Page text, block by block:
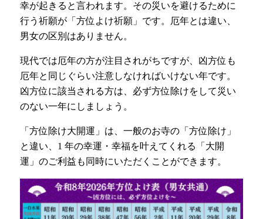
幸が起きると言われます。その災いを避けるために
行う祈願が「方位よけ祈願」です。厄年とは違い、
男女の区別はありません。
現代では厄年の方が注目されがちですが、凶方位も
厄年と同じぐらい注意しなければいけない年です。
凶方位に該当される方は、必ず方位除けをして災い
のない一年にしましょう。
「方位除け大開運」は、一般のお寺の「方位除け」
と違い、1 年の幸運・幸福を叶えてくれる「大開
運」のご利益も同時にいただくことができます。